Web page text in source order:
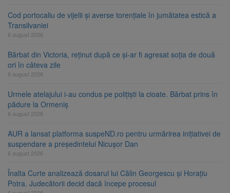
Cod portocaliu de vijelii și averse torențiale în jumătatea estică a
Transilvaniei
6 august 2026
Bărbat din Victoria, reținut după ce și-ar fi agresat soția de două
ori în câteva zile
6 august 2026
Urmele atelajului i-au condus pe polițiști la cioate. Bărbat prins în
pădure la Ormeniș
6 august 2026
AUR a lansat platforma suspeND.ro pentru urmărirea inițiativei de
suspendare a președintelui Nicușor Dan
6 august 2026
Înalta Curte analizează dosarul lui Călin Georgescu și Horațiu
Potra. Judecătorii decid dacă începe procesul